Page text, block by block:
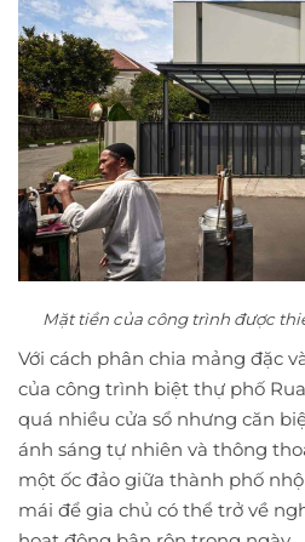
Mặt tiền của công trình được
Với cách phân chia mảng đặc
của công trình biệt thự phố
quá nhiều cửa sổ nhưng căn
ánh sáng tự nhiên và thông
một ốc đảo giữa thành phố
mái để gia chủ có thể trở về